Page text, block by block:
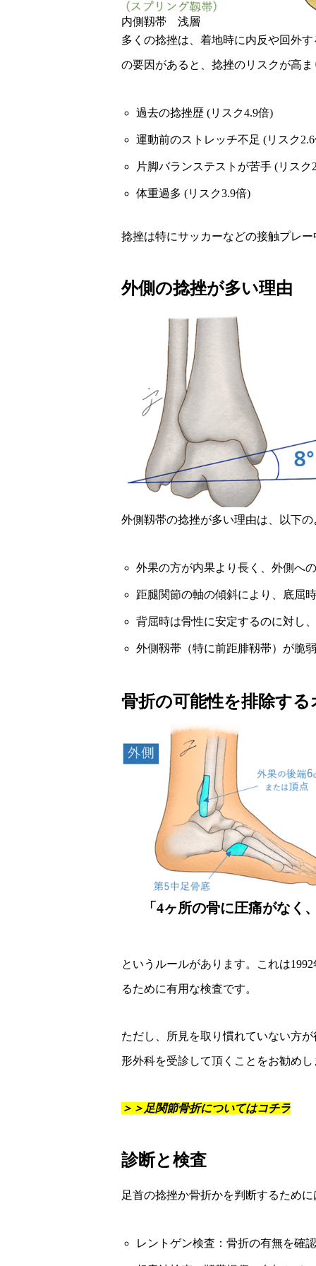
内側靱帯 浅層
多くの捻挫は、着地時に内反や回外
の要因があると、捻挫のリスクが高ま
過去の捻挫歴 (リスク4.9倍)
運動前のストレッチ不足 (リスク
片脚バランステストが苦手 (リスク
体重過多 (リスク3.9倍)
捻挫は特にサッカーなどの接触プレ
外側の捻挫が多い理由
外側靱帯の捻挫が多い理由は、以下
外果の方が内果より長く、外側へ
距腿関節の軸の傾斜により、底屈
背屈時は骨性に安定するのに対し
外側靱帯（特に前距腓靱帯）が脆弱
骨折の可能性を排除す
「4ヶ所の骨に圧痛がな
というルールがあります。これは
るために有用な検査です。
ただし、所見を取り慣れていない方
形外科を受診して頂くことをお勧めし
＞＞足関節骨折についてはコチラ
診断と検査
足首の捻挫か骨折かを判断するため
レントゲン検査：骨折の有無を確認